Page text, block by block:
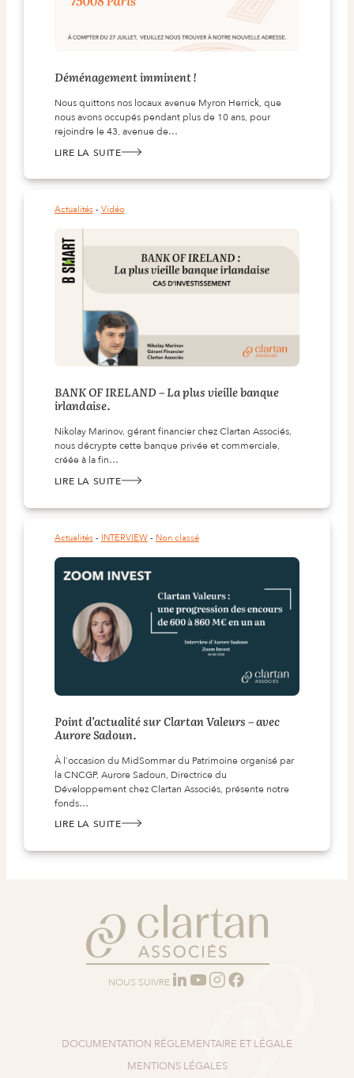
Déménagement imminent !
Nous quittons nos locaux avenue Myron Herrick, que
nous avons occupés pendant plus de 10 ans, pour
rejoindre le 43, avenue de…
LIRE LA SUITE
:
Actualités - Vidéo
BANK OF IRELAND – La plus vieille banque
irlandaise.
Nikolay Marinov, gérant financier chez Clartan Associés,
nous décrypte cette banque privée et commerciale,
créée à la fin…
LIRE LA SUITE
:
IRELAND
LA
PLUS
BANQUE
IRLANDAISE.
Actualités - INTERVIEW - Non classé
Point d’actualité sur Clartan Valeurs – avec
Aurore Sadoun.
À l'occasion du MidSommar du Patrimoine organisé par
la CNCGP, Aurore Sadoun, Directrice du
Développement chez Clartan Associés, présente notre
fonds…
LIRE LA SUITE
:
SUR
NOUS SUIVRE
DOCUMENTATION RÉGLEMENTAIRE ET LÉGALE
MENTIONS LÉGALES